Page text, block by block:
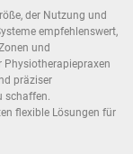
der Nutzung und
empfehlenswert,
und
Physiotherapiepraxen
präziser
schaffen.
flexible Lösungen für